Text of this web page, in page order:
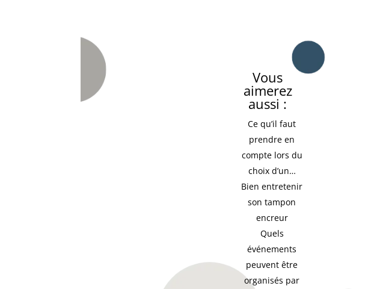
Vous
aimerez
aussi :
Ce qu’il faut
prendre en
compte lors du
choix d’un…
Bien entretenir
son tampon
encreur
Quels
événements
peuvent être
organisés par